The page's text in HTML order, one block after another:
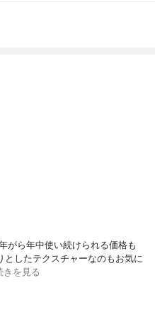
がら年中使い続けられる価格も
としたテクスチャーなのもお気に
きを見る